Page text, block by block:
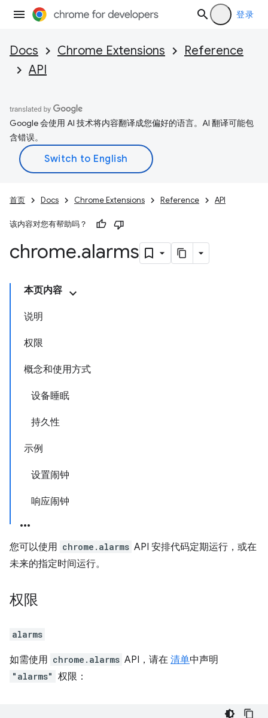
登录
Docs Chrome Extensions
Reference
API
Google 会使用 AI 技术将内容翻译成您偏好的语言。AI 翻译可能包
含错误。
首页 Docs Chrome Extensions Reference API
该内容对您有帮助吗？
chrome.alarms
本页内容
说明
权限
概念和使用方式
设备睡眠
持久性
示例
设置闹钟
响应闹钟
您可以使用 chrome.alarms API 安排代码定期运行，或在
未来的指定时间运行。
权限
alarms
如需使用 chrome.alarms API，请在 清单中声明
"alarms" 权限：